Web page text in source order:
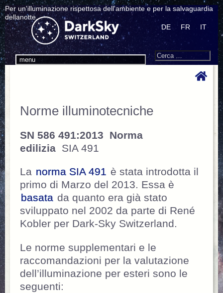
Per un'illuminazione rispettosa dell'ambiente e per la salvaguardia
dellanotte.
menu
DE FR IT
Search
Cerca:
Norme illuminotecniche
SN 586 491:2013 Norma
edilizia SIA 491
La norma SIA 491 è stata introdotta il
primo di Marzo del 2013. Essa è
basata da quanto era già stato
sviluppato nel 2002 da parte di René
Kobler per Dark-Sky Switzerland.
Le norme supplementari e le
raccomandazioni per la valutazione
dell’illuminazione per esteri sono le
seguenti: